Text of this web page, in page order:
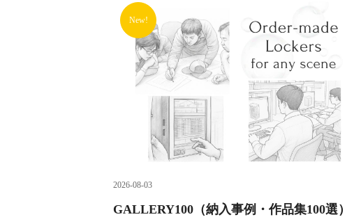
New!
2026-08-03
GALLERY100（納入事例・作品集100選）